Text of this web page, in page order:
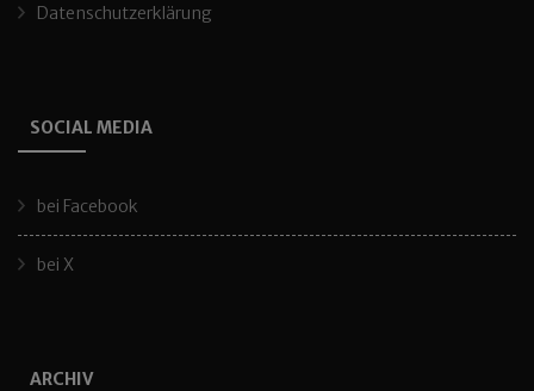
Datenschutzerklärung
SOCIAL MEDIA
bei Facebook
bei X
ARCHIV